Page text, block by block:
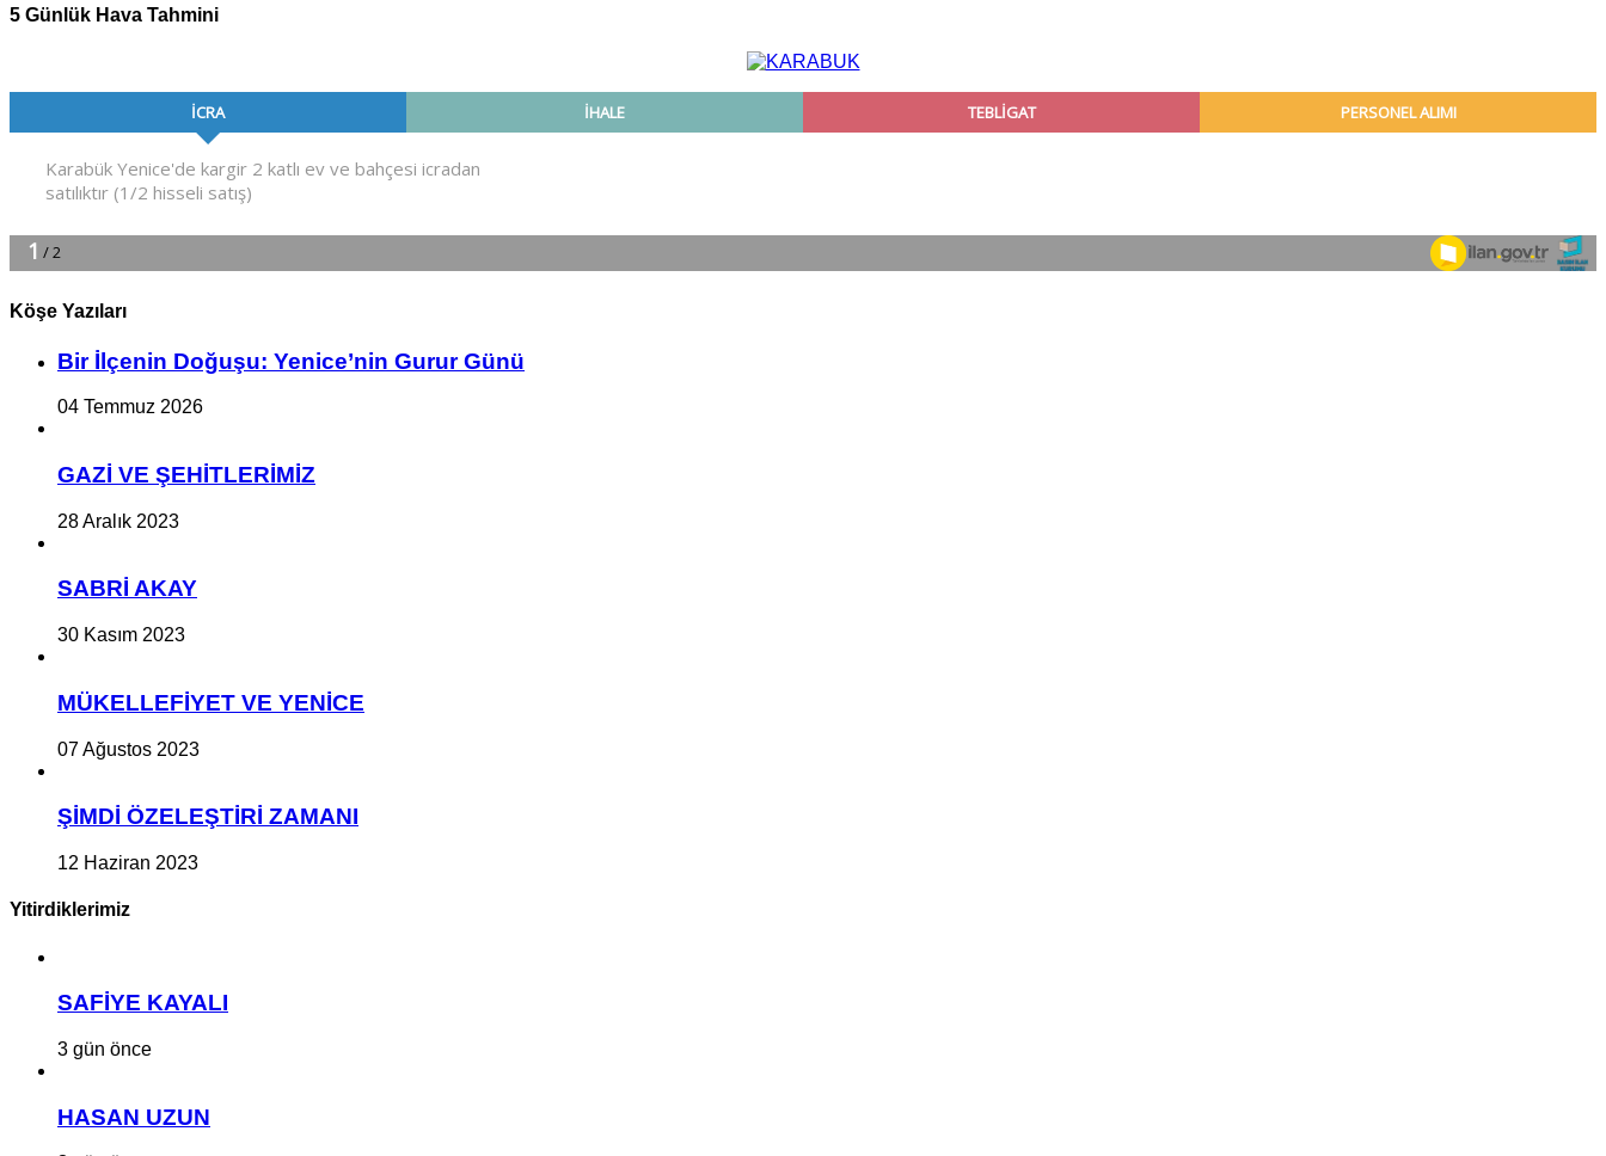
5 Günlük Hava Tahmini
Köşe Yazıları
Bir İlçe­nin Do­ğu­şu: Ye­ni­ce’nin Gurur Günü
04 Temmuz 2026
GAZİ VE ŞEHİTLERİMİZ
28 Aralık 2023
SABRİ AKAY
30 Kasım 2023
MÜKELLEFİYET VE YENİCE
07 Ağustos 2023
ŞİMDİ ÖZELEŞTİRİ ZAMANI
12 Haziran 2023
Yitirdiklerimiz
SAFİYE KAYALI
3 gün önce
HASAN UZUN